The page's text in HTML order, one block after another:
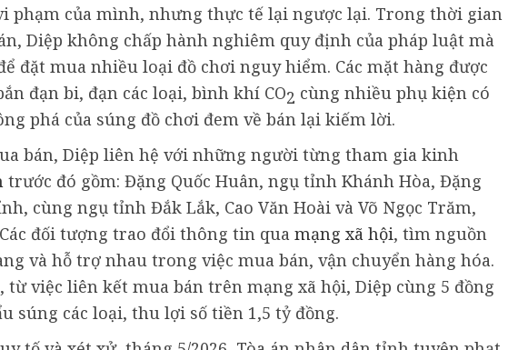
phạm của mình, nhưng thực tế lại ngược lại. Trong thời gian
Diệp không chấp hành nghiêm quy định của pháp luật mà
đặt mua nhiều loại đồ chơi nguy hiểm. Các mặt hàng được
đạn bi, đạn các loại, bình khí CO2 cùng nhiều phụ kiện có
phá của súng đồ chơi đem về bán lại kiếm lời.
bán, Diệp liên hệ với những người từng tham gia kinh
trước đó gồm: Đặng Quốc Huân, ngụ tỉnh Khánh Hòa, Đặng
cùng ngụ tỉnh Đắk Lắk, Cao Văn Hoài và Võ Ngọc Trăm,
đối tượng trao đổi thông tin qua mạng xã hội, tìm nguồn
và hỗ trợ nhau trong việc mua bán, vận chuyển hàng hóa.
từ việc liên kết mua bán trên mạng xã hội, Diệp cùng 5 đồng
súng các loại, thu lợi số tiền 1,5 tỷ đồng.